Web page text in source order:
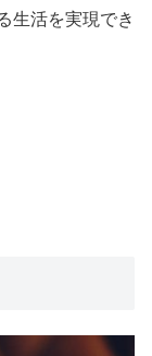
生活を実現でき